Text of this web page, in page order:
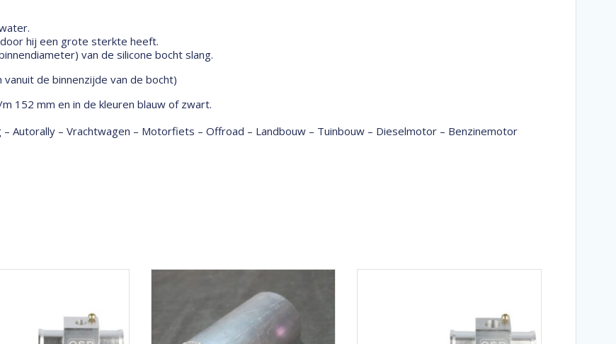
hij een grote sterkte heeft.
van de silicone bocht slang.
de binnenzijde van de bocht)
152 mm en in de kleuren blauw of zwart.
Autorally – Vrachtwagen – Motorfiets – Offroad – Landbouw – Tuinbouw – Dieselmotor – Benzinemotor